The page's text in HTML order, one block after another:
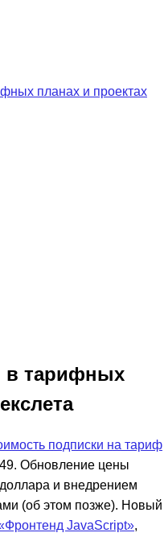
планах и проектах
в тарифных
подписки на тариф
Обновление цены
и внедрением
(об этом позже). Новый
JavaScript»,